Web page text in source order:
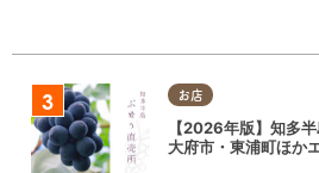
お店
【2026年版】知多
大府市・東浦町ほか